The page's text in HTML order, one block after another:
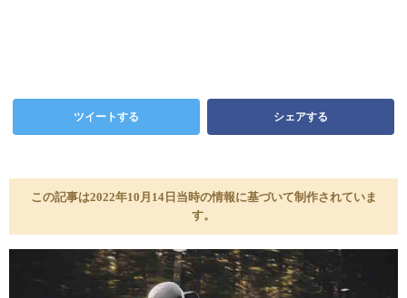
ツイートする シェアする
この記事は2022年10月14日当時の情報に基づいて制作されていま
す。